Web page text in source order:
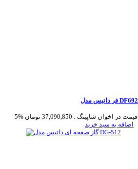
فر داتیس مدل DF692
-5% قیمت در اخوان شاپینگ : 37,090,850 تومان
اضافه به سبد خرید